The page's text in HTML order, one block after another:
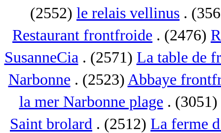
(2552) le relais vellinus .
Restaurant frontfroide . (2476)
SusanneCia. (2571) La table de
Narbonne . (2523) Abbaye
la mer Narbonne plage . (3051)
Saint brolard . (2512) La ferme